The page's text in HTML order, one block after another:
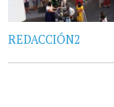
REDACCIÓN2